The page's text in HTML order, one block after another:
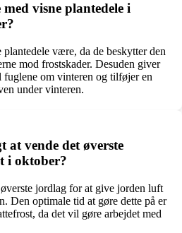
visne plantedele i
plantedele være, da de beskytter den
mod frostskader. Desuden giver
fuglene om vinteren og tilføjer en
under vinteren.
vende det øverste
i oktober?
jordlag for at give jorden luft
Den optimale tid at gøre dette på er
da det vil gøre arbejdet med